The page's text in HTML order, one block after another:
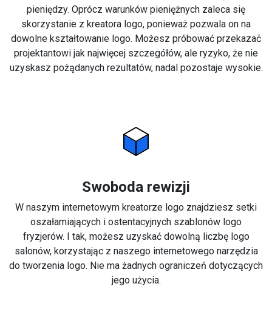
pieniędzy. Oprócz warunków pieniężnych zaleca się
skorzystanie z kreatora logo, ponieważ pozwala on na
dowolne kształtowanie logo. Możesz próbować przekazać
projektantowi jak najwięcej szczegółów, ale ryzyko, że nie
uzyskasz pożądanych rezultatów, nadal pozostaje wysokie.
Swoboda rewizji
W naszym internetowym kreatorze logo znajdziesz setki
oszałamiających i ostentacyjnych szablonów logo
fryzjerów. I tak, możesz uzyskać dowolną liczbę logo
salonów, korzystając z naszego internetowego narzędzia
do tworzenia logo. Nie ma żadnych ograniczeń dotyczących
jego użycia.